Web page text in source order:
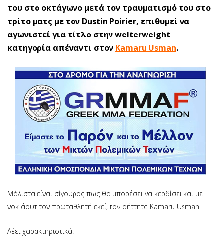
του στο οκτάγωνο μετά τον τραυματισμό του στο
τρίτο ματς με τον Dustin Poirier, επιθυμεί να
αγωνιστεί για τίτλο στην welterweight
κατηγορία απέναντι στον Kamaru Usman.
Μάλιστα είναι σίγουρος πως θα μπορέσει να κερδίσει και με
νοκ άουτ τον πρωταθλητή εκεί, τον αήττητο Kamaru Usman.
Λέει χαρακτηριστικά: